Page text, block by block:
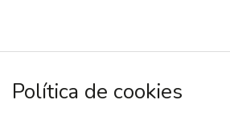
Política de cookies